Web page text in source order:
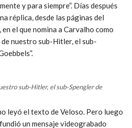
y para siempre”. Días después
réplica, desde las páginas del
el que nomina a Carvalho como
nuestro sub-Hitler, el sub-
sub-Hitler, el sub-Spengler de
leyó el texto de Veloso. Pero luego
un mensaje videograbado